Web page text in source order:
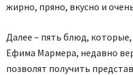
жирно, пряно, вкусно и
Далее – пять блюд,
Ефима Мармера, недавно
позволят получить